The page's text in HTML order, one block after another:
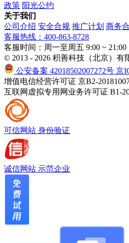
政策 阳光公约
关于我们
公司介绍 安全合规 推广计划 商务
客服热线：400-863-8728
客服时间：周一至周五 9:00 ~ 21:00
© 2013 - 2026 积善科技（北京）有
公安备案 42018502007272号 京
增值电信经营许可证 京B2-
互联网虚拟专用网业务许可证 B1-
可信网站 身份验证
诚信网站 示范企业